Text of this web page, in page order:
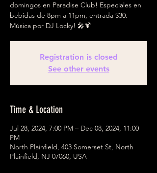
domingos en Paradise Club! Especiales en
bebidas de 8pm a 11pm, entrada $30.
Música por DJ Locky! 🎤🍹
Registration is closed
See other events
Time & Location
Jul 28, 2024, 7:00 PM – Dec 08, 2024, 11:00
PM
North Plainfield, 403 Somerset St, North
Plainfield, NJ 07060, USA